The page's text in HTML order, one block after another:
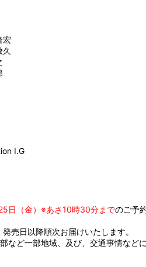
宏
I.G
日（金）※あさ10時30分までのご予
売日以降順次お届けいたします。
など一部地域、及び、交通事情など